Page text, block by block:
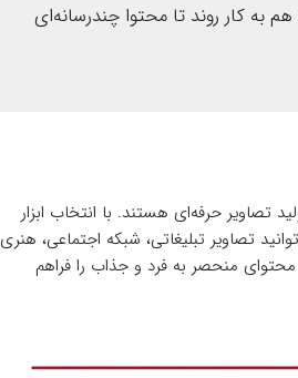
نکته: تصاویر تولید شده با MidJourney می‌توانند در ویدئوهای AI هم به کار روند تا محتوا چندرسانه‌ای
تصاویر حرفه‌ای هستند. با انتخاب ابزار
تصاویر تبلیغاتی، شبکه اجتماعی، هنری
محتوای منحصر به فرد و جذاب را فراهم